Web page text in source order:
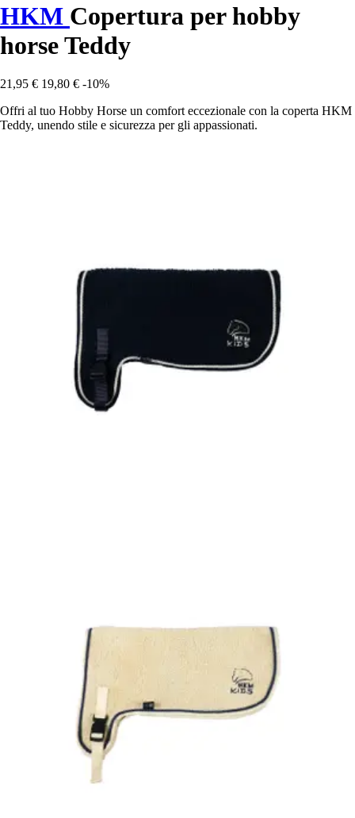
HKM Copertura per hobby
horse Teddy
21,95 € 19,80 € -10%
Offri al tuo Hobby Horse un comfort eccezionale con la coperta HKM
Teddy, unendo stile e sicurezza per gli appassionati.